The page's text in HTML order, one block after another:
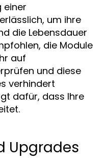
einer
um ihre
die Lebensdauer
die Module
auf
und diese
verhindert
dafür, dass Ihre
Upgrades